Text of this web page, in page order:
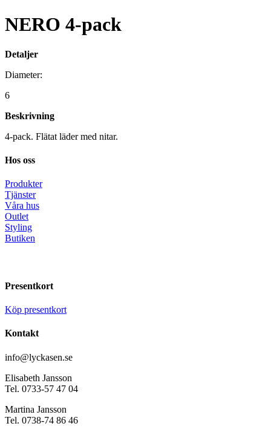
NERO 4-pack
Detaljer
Diameter:
6
Beskrivning
4-pack. Flätat läder med nitar.
Hos oss
Produkter
Tjänster
Våra hus
Outlet
Styling
Butiken
Presentkort
Köp presentkort
Kontakt
info@lyckasen.se
Elisabeth Jansson
Tel. 0733-57 47 04
Martina Jansson
Tel. 0738-74 86 46